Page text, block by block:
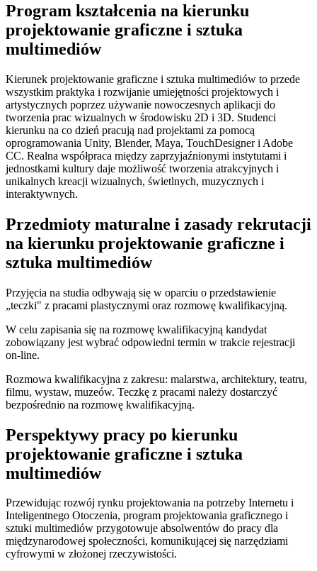
Program kształcenia na kierunku
projektowanie graficzne i sztuka
multimediów
Kierunek projektowanie graficzne i sztuka multimediów to przede
wszystkim praktyka i rozwijanie umiejętności projektowych i
artystycznych poprzez używanie nowoczesnych aplikacji do
tworzenia prac wizualnych w środowisku 2D i 3D. Studenci
kierunku na co dzień pracują nad projektami za pomocą
oprogramowania Unity, Blender, Maya, TouchDesigner i Adobe
CC. Realna współpraca między zaprzyjaźnionymi instytutami i
jednostkami kultury daje możliwość tworzenia atrakcyjnych i
unikalnych kreacji wizualnych, świetlnych, muzycznych i
interaktywnych.
Przedmioty maturalne i zasady rekrutacji
na kierunku projektowanie graficzne i
sztuka multimediów
Przyjęcia na studia odbywają się w oparciu o przedstawienie
„teczki" z pracami plastycznymi oraz rozmowę kwalifikacyjną.
W celu zapisania się na rozmowę kwalifikacyjną kandydat
zobowiązany jest wybrać odpowiedni termin w trakcie rejestracji
on-line.
Rozmowa kwalifikacyjna z zakresu: malarstwa, architektury, teatru,
filmu, wystaw, muzeów. Teczkę z pracami należy dostarczyć
bezpośrednio na rozmowę kwalifikacyjną.
Perspektywy pracy po kierunku
projektowanie graficzne i sztuka
multimediów
Przewidując rozwój rynku projektowania na potrzeby Internetu i
Inteligentnego Otoczenia, program projektowania graficznego i
sztuki multimediów przygotowuje absolwentów do pracy dla
międzynarodowej społeczności, komunikującej się narzędziami
cyfrowymi w złożonej rzeczywistości.